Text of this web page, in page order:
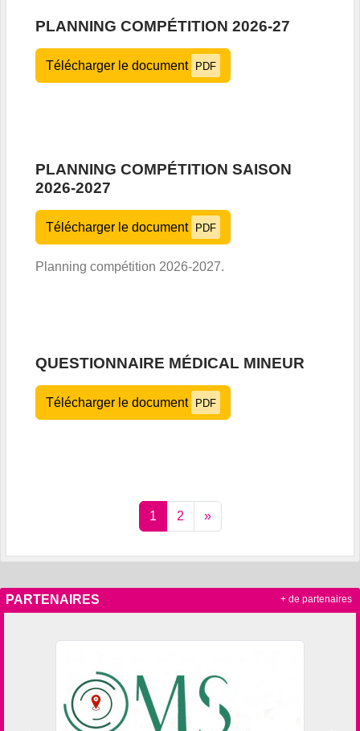
PLANNING COMPÉTITION 2026-27
Télécharger le document PDF
PLANNING COMPÉTITION SAISON
2026-2027
Télécharger le document PDF
Planning compétition 2026-2027.
QUESTIONNAIRE MÉDICAL MINEUR
Télécharger le document PDF
1 2 »
PARTENAIRES + de partenaires